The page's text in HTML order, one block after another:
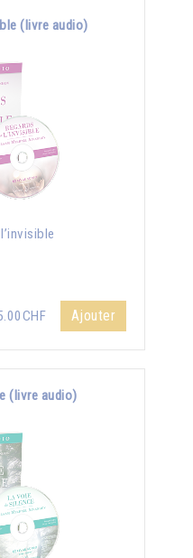
(livre audio)
Ajouter
(livre audio)